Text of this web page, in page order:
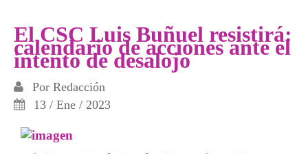
desalojo del 23 de enero
El CSC Luis Buñuel resistirá:
calendario de acciones ante el
intento de desalojo
Por Redacción
13 / Ene / 2023